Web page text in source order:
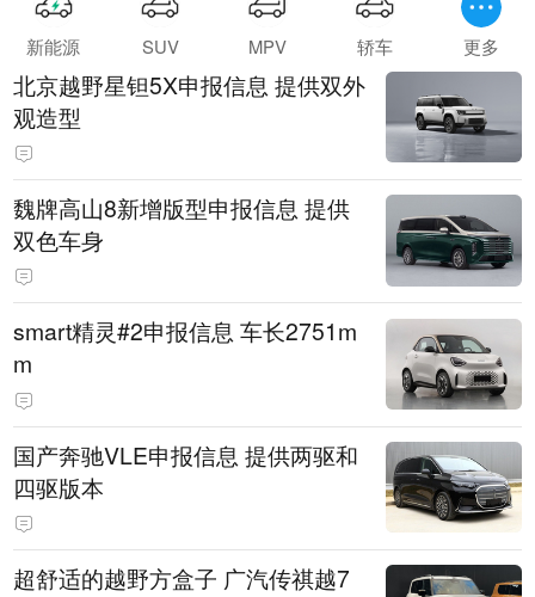
新能源 SUV MPV 轿车 更多
北京越野星钽5X申报信息 提供双外
观造型
魏牌高山8新增版型申报信息 提供
双色车身
smart精灵#2申报信息 车长2751m
m
国产奔驰VLE申报信息 提供两驱和
四驱版本
超舒适的越野方盒子 广汽传祺越7